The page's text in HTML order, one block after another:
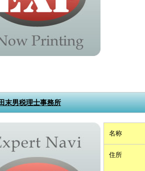
末男税理士事務所
名称
住所